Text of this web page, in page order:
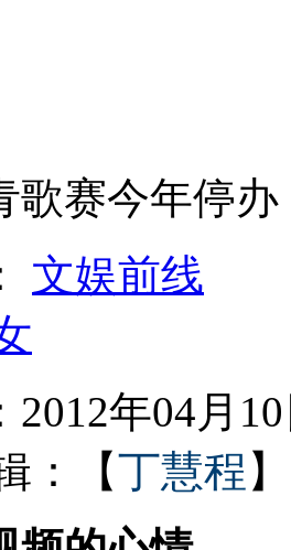
案：法院已受理
熊猫
破产
孕妇挨顿揍
赛今年停办
文娱前线
2012年04月
：【丁慧程 】